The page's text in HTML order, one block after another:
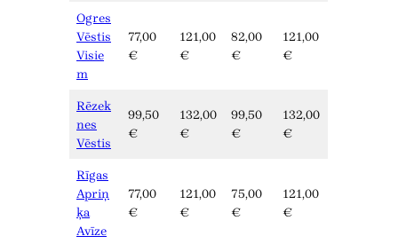
Ogres
Vēstis
Visie
m
77,00
€
121,00
€
82,00
€
121,00
€
Rēzek
nes
Vēstis
99,50
€
132,00
€
99,50
€
132,00
€
Rīgas
Apriņ
ķa
Avīze
77,00
€
121,00
€
75,00
€
121,00
€